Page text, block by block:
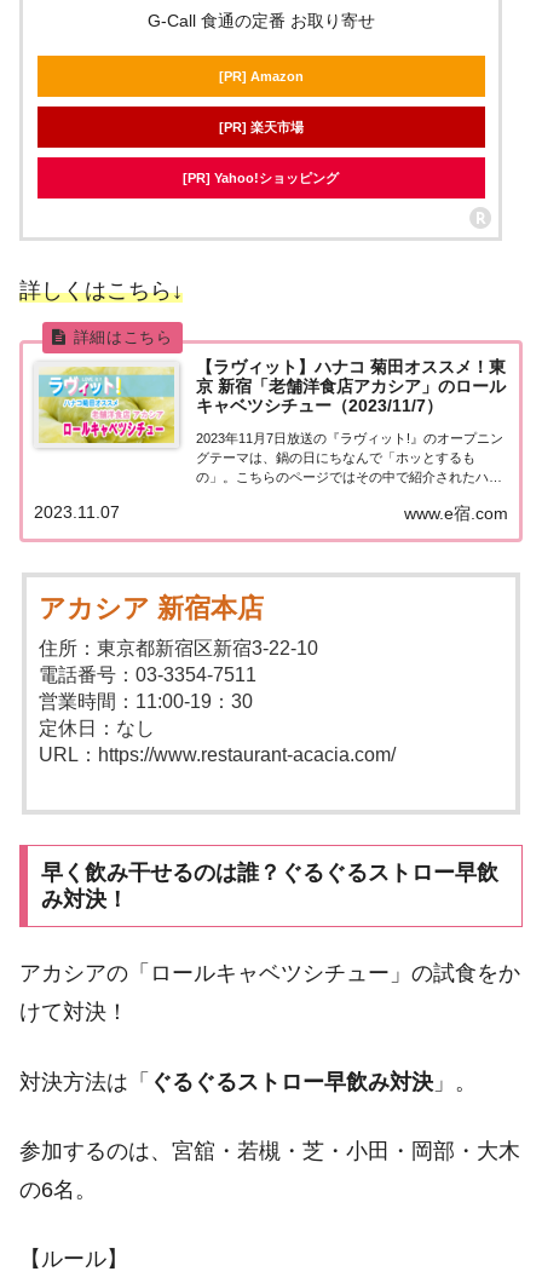
G-Call 食通の定番 お取り寄せ
[PR] Amazon
[PR] 楽天市場
[PR] Yahoo!ショッピング
詳しくはこちら↓
【ラヴィット】ハナコ 菊田オススメ！東
京 新宿「老舗洋食店アカシア」のロール
キャベツシチュー（2023/11/7）
2023年11月7日放送の『ラヴィット!』のオープニン
グテーマは、鍋の日にちなんで「ホッとするも
の」。こちらのページではその中で紹介されたハナ
シア」のロールキャベツシチューについてまとめま
した。詳しくはこちら！ハナコ菊田オススメ「ア...
www.e宿.com
2023.11.07
アカシア 新宿本店
住所：東京都新宿区新宿3-22-10
電話番号：03-3354-7511
営業時間：11:00-19：30
定休日：なし
URL：https://www.restaurant-acacia.com/
早く飲み干せるのは誰？ぐるぐるストロー早飲
み対決！
アカシアの「ロールキャベツシチュー」の試食をか
けて対決！
対決方法は「 ぐるぐるストロー早飲み対決 」。
参加するのは、宮舘・若槻・芝・小田・岡部・大木
の6名。
【ルール】